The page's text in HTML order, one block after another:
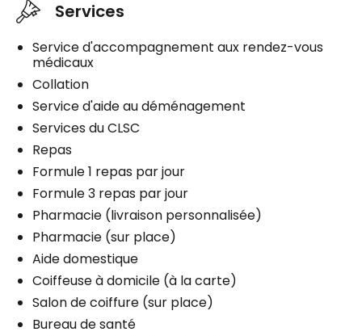
Assistance personnelle
Stationnement
Extérieur
Planifier une visite
Services
Service d'accompagnement aux rendez-vous
médicaux
Collation
Service d'aide au déménagement
Services du CLSC
Repas
Formule 1 repas par jour
Formule 3 repas par jour
Pharmacie (livraison personnalisée)
Pharmacie (sur place)
Aide domestique
Coiffeuse à domicile (à la carte)
Salon de coiffure (sur place)
Bureau de santé